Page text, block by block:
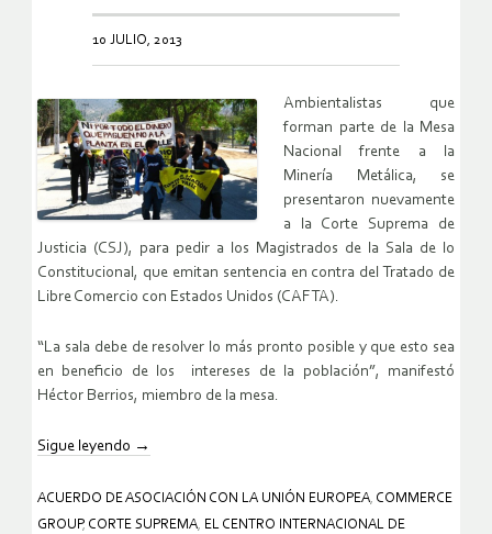
10 JULIO, 2013
Ambientalistas que
forman parte de la Mesa
Nacional frente a la
Minería Metálica, se
presentaron nuevamente
a la Corte Suprema de
Justicia (CSJ), para pedir a los Magistrados de la Sala de lo
Constitucional, que emitan sentencia en contra del Tratado de
Libre Comercio con Estados Unidos (CAFTA).
“La sala debe de resolver lo más pronto posible y que esto sea
en beneficio de los intereses de la población”, manifestó
Héctor Berrios, miembro de la mesa.
Sigue leyendo →
ACUERDO DE ASOCIACIÓN CON LA UNIÓN EUROPEA, COMMERCE
GROUP, CORTE SUPREMA, EL CENTRO INTERNACIONAL DE